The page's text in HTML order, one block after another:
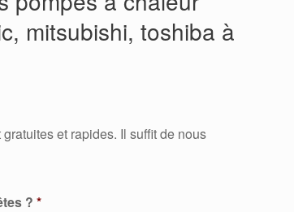
mitsubishi, toshiba à
et rapides. Il suffit de nous
? *